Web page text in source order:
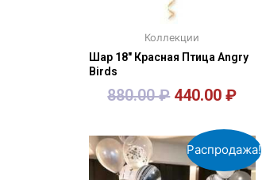
Коллекции
Шар 18″ Красная Птица Angry
Birds
880.00₽ 440.00₽
Распродажа!